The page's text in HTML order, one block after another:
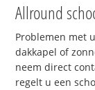
Allround
Problemen met
dakkapel of
neem direct
regelt u een